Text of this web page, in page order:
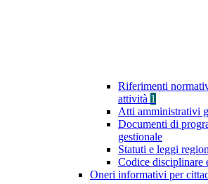
Riferimenti
attività 1
Atti amministrativi
Documenti di
gestionale
Statuti e leggi
Codice disciplinare
Oneri informativi per